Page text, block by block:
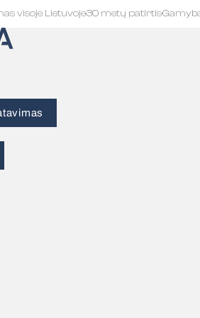
visoje Lietuvoje·30 metų patirtis·